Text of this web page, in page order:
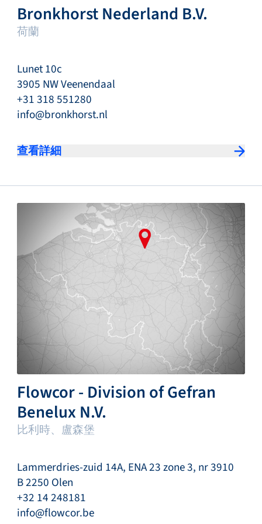
Bronkhorst Nederland B.V.
荷蘭
Lunet 10c
3905 NW Veenendaal
+31 318 551280
info@bronkhorst.nl
查看詳細
Flowcor - Division of Gefran
Benelux N.V.
比利時、盧森堡
Lammerdries-zuid 14A, ENA 23 zone 3, nr 3910
B 2250 Olen
+32 14 248181
info@flowcor.be